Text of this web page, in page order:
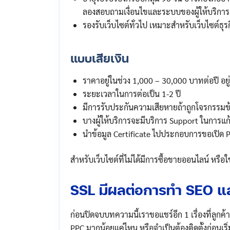
ลองสอบถามเงื่อนไขและระบบของผู้ให้บริกา
รองรับเว็บไซต์ทั่วไป เหมาะสำหรับเว็บไซต์ธุ
แบบเสียเงิน
ราคาอยู่ในช่วง 1,000 – 30,000 บาทต่อปี
ระยะเวลาในการต่อเป็น 1-2 ปี
มีการรับประกันความเสียหายถ้าถูกโจรกรร
บางผู้ให้บริการจะมีบริการ Support ในการ
นำข้อมูล Certificate ไปประกอบการขอเปิด
สำหรับเว็บไซต์ที่ไม่ได้มีการซื้อขายออนไลน์ หรือ
SSL มีผลต่อการทำ SEO
ก่อนปิดจบบทความนี้เราขอแชร์อีก 1 เรื่องที่ลูกค้
PPC มากน้อยแค่ไหน หรือจำเป็นต้องติดตั้งก่อนเ